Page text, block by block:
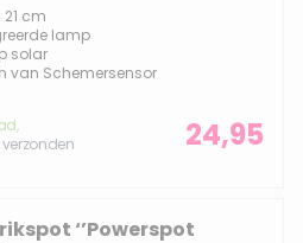
cm
lamp
solar
van Schemersensor
24,95
‘’Powerspot